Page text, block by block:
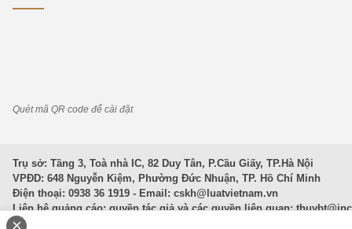
Quét mã QR code để cài đặt
Trụ sở: Tầng 3, Toà nhà IC, 82 Duy Tân, P.Cầu Giấy, TP.Hà Nội
VPĐD: 648 Nguyễn Kiệm, Phường Đức Nhuận, TP. Hồ Chí Minh
Điện thoại: 0938 36 1919 - Email: cskh@luatvietnam.vn
Liên hệ quảng cáo; quyền tác giả và các quyền liên quan: